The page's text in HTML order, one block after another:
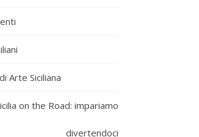
Arte Siciliana
on the Road: impariamo
divertendoci